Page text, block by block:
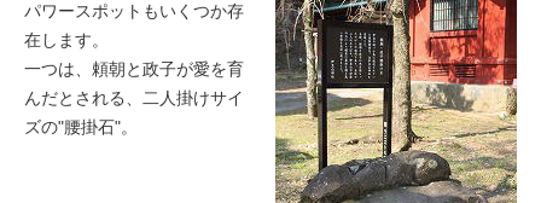
パワースポットもいくつか存
在します。
一つは、頼朝と政子が愛を育
んだとされる、二人掛けサイ
ズの"腰掛石"。